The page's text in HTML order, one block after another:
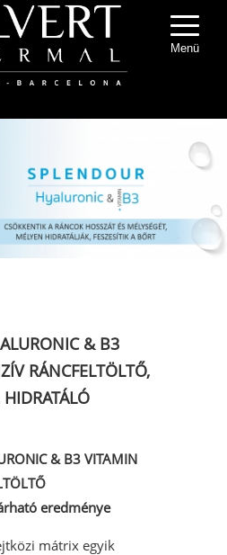
Menü
& B3
RÁNCFELTÖLTŐ,
HIDRATÁLÓ
& B3VITAMIN
eredménye
mátrix egyik